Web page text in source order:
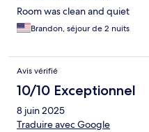
Room was clean and quiet
Brandon, séjour de 2 nuits
Avis vérifié
10/10 Exceptionnel
8 juin 2025
Traduire avec Google